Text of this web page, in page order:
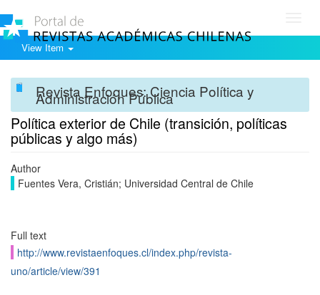
View Item
Revista Enfoques: Ciencia Política y
Administración Pública
Política exterior de Chile (transición, políticas
públicas y algo más)
Author
Fuentes Vera, Cristián; Universidad Central de Chile
Full text
http://www.revistaenfoques.cl/index.php/revista-
uno/article/view/391